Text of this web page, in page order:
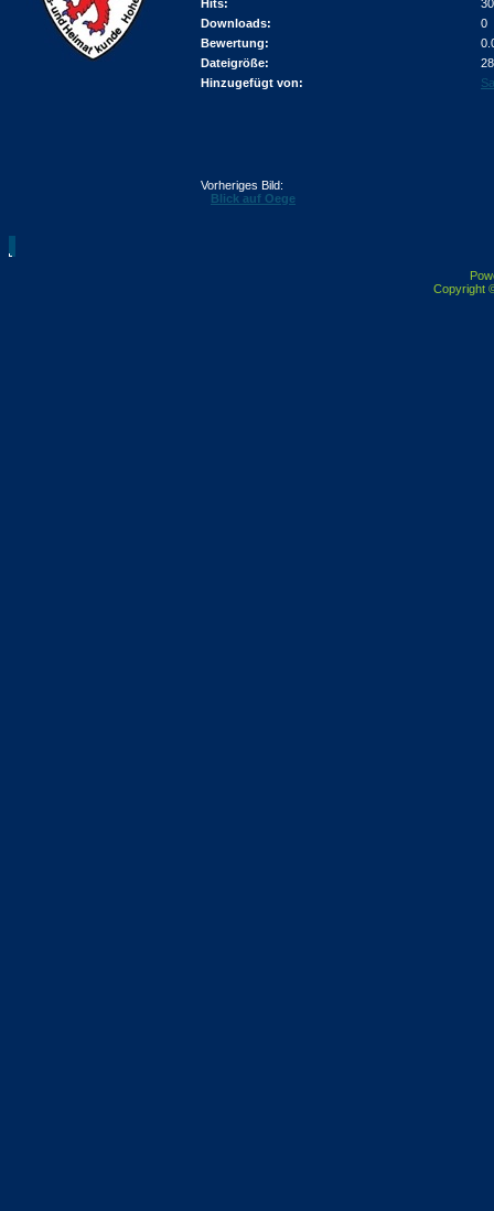
Hits:
Downloads:
0
Bewertung:
Dateigröße:
Hinzugefügt von:
Vorheriges Bild:
Blick auf Oege
Copyright